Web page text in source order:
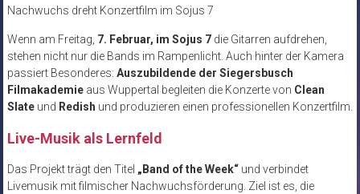
Nachwuchs dreht Konzertfilm im Sojus 7
Wenn am Freitag, 7. Februar, im Sojus 7die Gitarren aufdrehen,
stehen nicht nur die Bands im Rampenlicht. Auch hinter der Kamera
passiert Besonderes: Auszubildende der Siegersbusch
Filmakademieaus Wuppertal begleiten die Konzerte von Clean
Slateund Redish und produzieren einen professionellen Konzertfilm.
Live-Musik als Lernfeld
Das Projekt trägt den Titel „Band of the Week“und verbindet
Livemusik mit filmischer Nachwuchsförderung. Ziel ist es, die